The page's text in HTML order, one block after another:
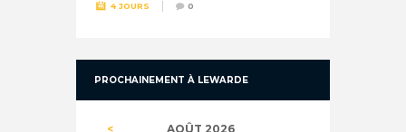
4 JOURS 0
PROCHAINEMENT À LEWARDE
AOÛT 2026